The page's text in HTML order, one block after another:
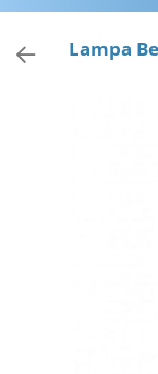
Bratari
ColiereLampa